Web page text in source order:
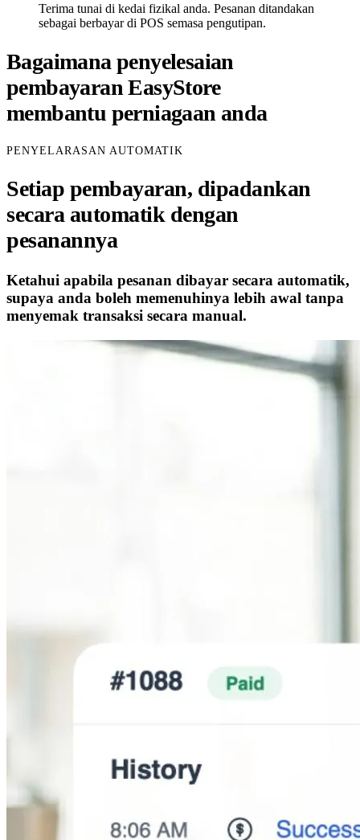
Terima tunai di kedai fizikal anda. Pesanan ditandakan
sebagai berbayar di POS semasa pengutipan.
Bagaimana penyelesaian
pembayaran EasyStore
membantu perniagaan anda
PENYELARASAN AUTOMATIK
Setiap pembayaran, dipadankan
secara automatik dengan
pesanannya
Ketahui apabila pesanan dibayar secara automatik,
supaya anda boleh memenuhinya lebih awal tanpa
menyemak transaksi secara manual.